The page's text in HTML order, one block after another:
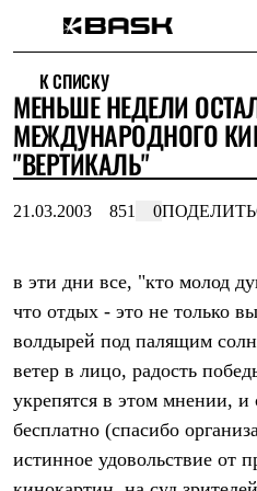
Интернет-магазин
Мужская одежда
Утепленная пухом
Куртки
Брюки
Комбинезоны
Штормовая одежда
Куртки
Софтшелл одежда
Куртки
Брюки
Флисовая одежда
Куртки
Брюки
К СПИСКУ
МЕНЬШЕ НЕДЕЛИ
МЕЖДУНАРОДНОГО
"ВЕРТИКАЛЬ"
21.03.2003 851 0
в эти дни все, "кто молод
что отдых - это не только
волдырей под палящим
ветер в лицо, радость
укрепятся в этом мнении, и
бесплатно (спасибо
истинное удовольствие от